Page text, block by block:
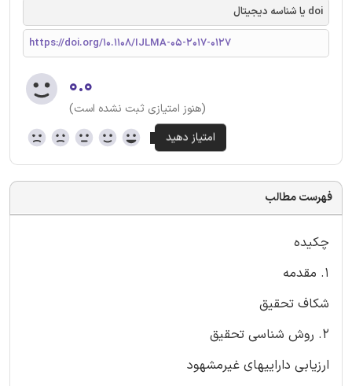
doi یا شناسه دیجیتال
https://doi.org/10.1108/IJLMA-05-2017-0127
۰.۰
(هنوز امتیازی ثبت نشده است)
فهرست مطالب
چکیده
1. مقدمه
شکاف تحقیق
2. روش شناسی تحقیق
ارزیابی داراییهای غیرمشهود